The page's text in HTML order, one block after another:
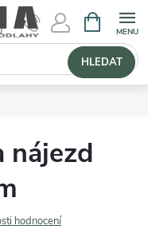
HLEDAT
nájezd
hodnocení